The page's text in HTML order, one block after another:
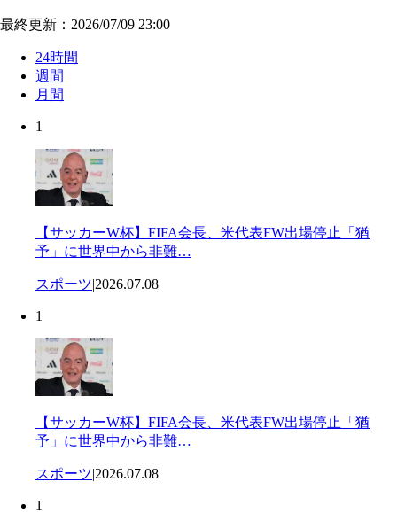
最終更新：2026/07/09 23:00
24時間
週間
月間
1
【サッカーW杯】FIFA会長、米代表FW出場停止「猶
予」に世界中から非難…
スポーツ|2026.07.08
1
【サッカーW杯】FIFA会長、米代表FW出場停止「猶
予」に世界中から非難…
スポーツ|2026.07.08
1